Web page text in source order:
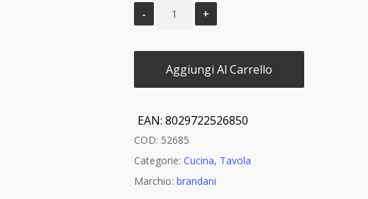
Aggiungi Al Carrello
EAN: 8029722526850
COD: 52685
Categorie: Cucina, Tavola
Marchio: brandani